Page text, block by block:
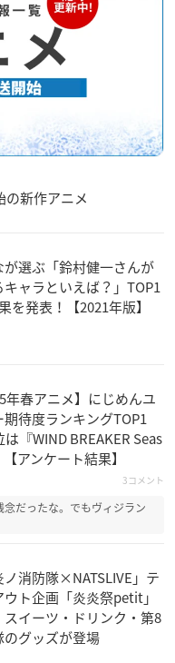
の新作アニメ
が選ぶ「鈴村健一さんが
キャラといえば？」TOP1
を発表！【2021年版】
年春アニメ】にじめんユ
期待度ランキングTOP1
は『WIND BREAKER Seas
アンケート結果】
3コメント
だったな。でもヴィジラン
ノ消防隊×NATSLIVE」テ
ウト企画「炎炎祭petit」
スイーツ・ドリンク・第8
のグッズが登場